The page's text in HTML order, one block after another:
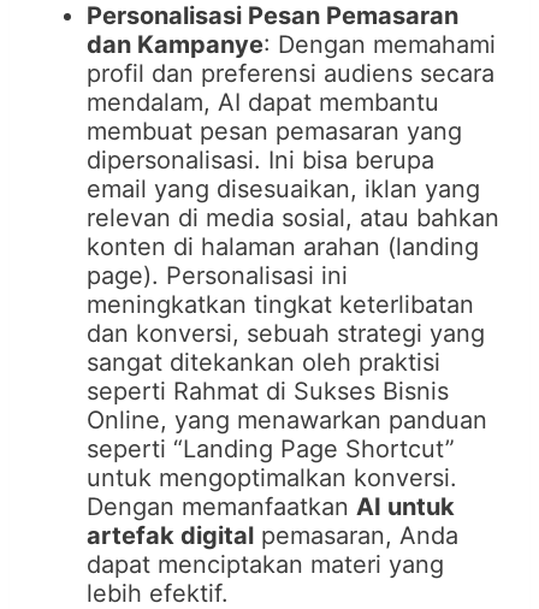
Personalisasi Pesan Pemasaran
dan Kampanye: Dengan memahami
profil dan preferensi audiens secara
mendalam, AI dapat membantu
membuat pesan pemasaran yang
dipersonalisasi. Ini bisa berupa
email yang disesuaikan, iklan yang
relevan di media sosial, atau bahkan
konten di halaman arahan (landing
page). Personalisasi ini
meningkatkan tingkat keterlibatan
dan konversi, sebuah strategi yang
sangat ditekankan oleh praktisi
seperti Rahmat di Sukses Bisnis
Online, yang menawarkan panduan
seperti “Landing Page Shortcut”
untuk mengoptimalkan konversi.
Dengan memanfaatkan AI untuk
artefak digital pemasaran, Anda
dapat menciptakan materi yang
lebih efektif.